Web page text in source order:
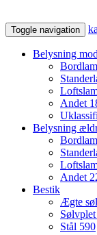
Toggle navigation
Belysning
Andet
Belysning
Andet
Bestik
Ægte
Sølvplet
Stål 590